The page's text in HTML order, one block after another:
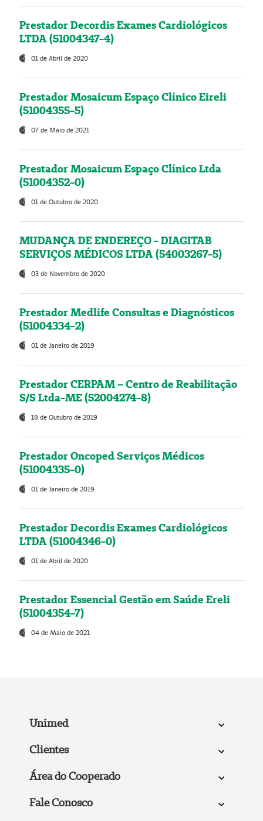
Prestador Decordis Exames Cardiológicos
LTDA (51004347-4)
01 de Abril de 2020
Prestador Mosaicum Espaço Clínico Eireli
(51004355-5)
07 de Maio de 2021
Prestador Mosaicum Espaço Clínico Ltda
(51004352-0)
01 de Outubro de 2020
MUDANÇA DE ENDEREÇO - DIAGITAB
SERVIÇOS MÉDICOS LTDA (54003267-5)
03 de Novembro de 2020
Prestador Medlife Consultas e Diagnósticos
(51004334-2)
01 de Janeiro de 2019
Prestador CERPAM – Centro de Reabilitação
S/S Ltda-ME (52004274-8)
18 de Outubro de 2019
Prestador Oncoped Serviços Médicos
(51004335-0)
01 de Janeiro de 2019
Prestador Decordis Exames Cardiológicos
LTDA (51004346-0)
01 de Abril de 2020
Prestador Essencial Gestão em Saúde Ereli
(51004354-7)
04 de Maio de 2021
Unimed
Clientes
Área do Cooperado
Fale Conosco